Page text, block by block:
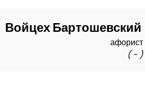
Войцех Бартошевский
афорист
( - )